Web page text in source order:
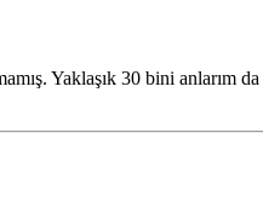
Yaklaşık 30 bini anlarım